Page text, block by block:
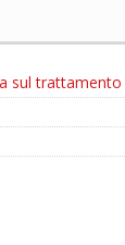
sul trattamento